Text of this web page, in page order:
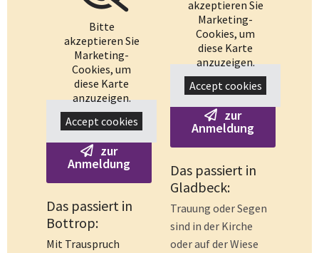
Bitte
akzeptieren Sie
Marketing-
Cookies, um
diese Karte
anzuzeigen.
Accept cookies
zur
Anmeldung
Das passiert in
Bottrop:
Mit Trauspruch
akzeptieren Sie
Marketing-
Cookies, um
diese Karte
anzuzeigen.
Accept cookies
zur
Anmeldung
Das passiert in
Gladbeck:
Trauung oder Segen
sind in der Kirche
oder auf der Wiese